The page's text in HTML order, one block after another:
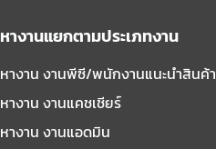
หางานแยกตามประเภทงาน
หางาน งานพีซี/พนักงานแนะนําสินค้า
หางาน งานแคชเชียร์
หางาน งานแอดมิน